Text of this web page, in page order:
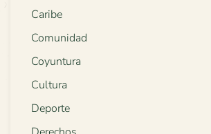
Caribe
Comunidad
Coyuntura
Cultura
Deporte